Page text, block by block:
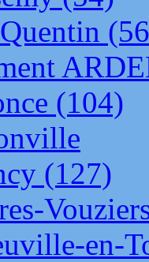
(104)
(127)
en-